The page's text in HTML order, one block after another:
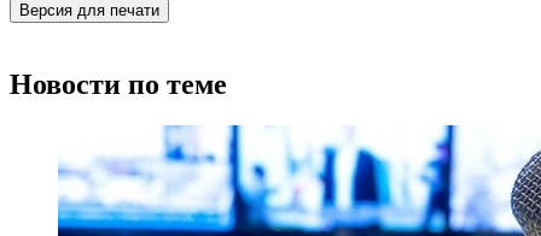
Версия для печати
Новости по теме